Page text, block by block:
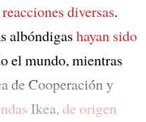
diversas.
albóndigashayan sido
el mundo, mientras
de Cooperación y
Ikea,de origen